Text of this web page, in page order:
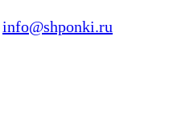
info@shponki.ru